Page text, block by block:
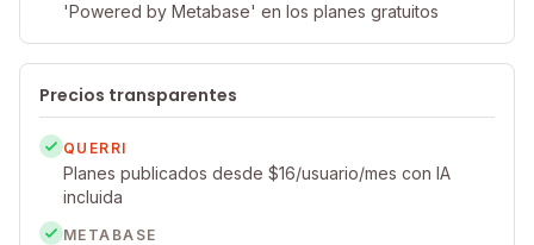
'Powered by Metabase' en los planes gratuitos
Precios transparentes
QUERRI
Planes publicados desde $16/usuario/mes con IA
incluida
METABASE